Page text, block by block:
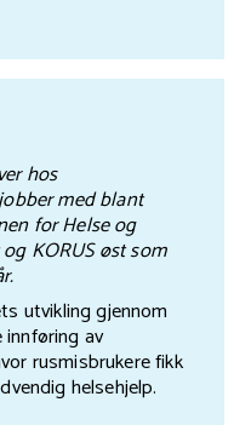
hos
med blant
for Helse og
KORUS øst som
utvikling gjennom
av
rusmisbrukere fikk
helsehjelp.